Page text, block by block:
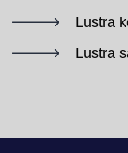
Lustra
Lustra